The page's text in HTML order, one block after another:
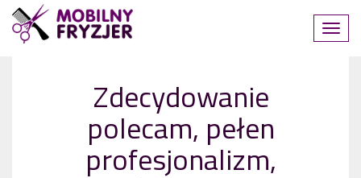
Zdecydowanie
polecam, pełen
profesjonalizm,